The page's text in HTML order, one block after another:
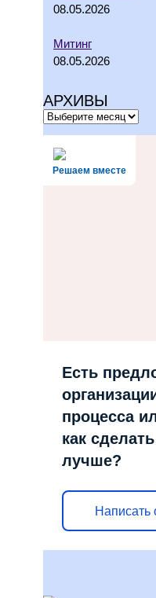
08.05.2026
Митинг
08.05.2026
АРХИВЫ
Решаем вместе
Есть
процесса
как
лучше?
Написать